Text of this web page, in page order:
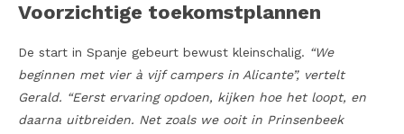
Voorzichtige toekomstplannen
De start in Spanje gebeurt bewust kleinschalig. “We
beginnen met vier à vijf campers in Alicante”, vertelt
Gerald. “Eerst ervaring opdoen, kijken hoe het loopt, en
daarna uitbreiden. Net zoals we ooit in Prinsenbeek